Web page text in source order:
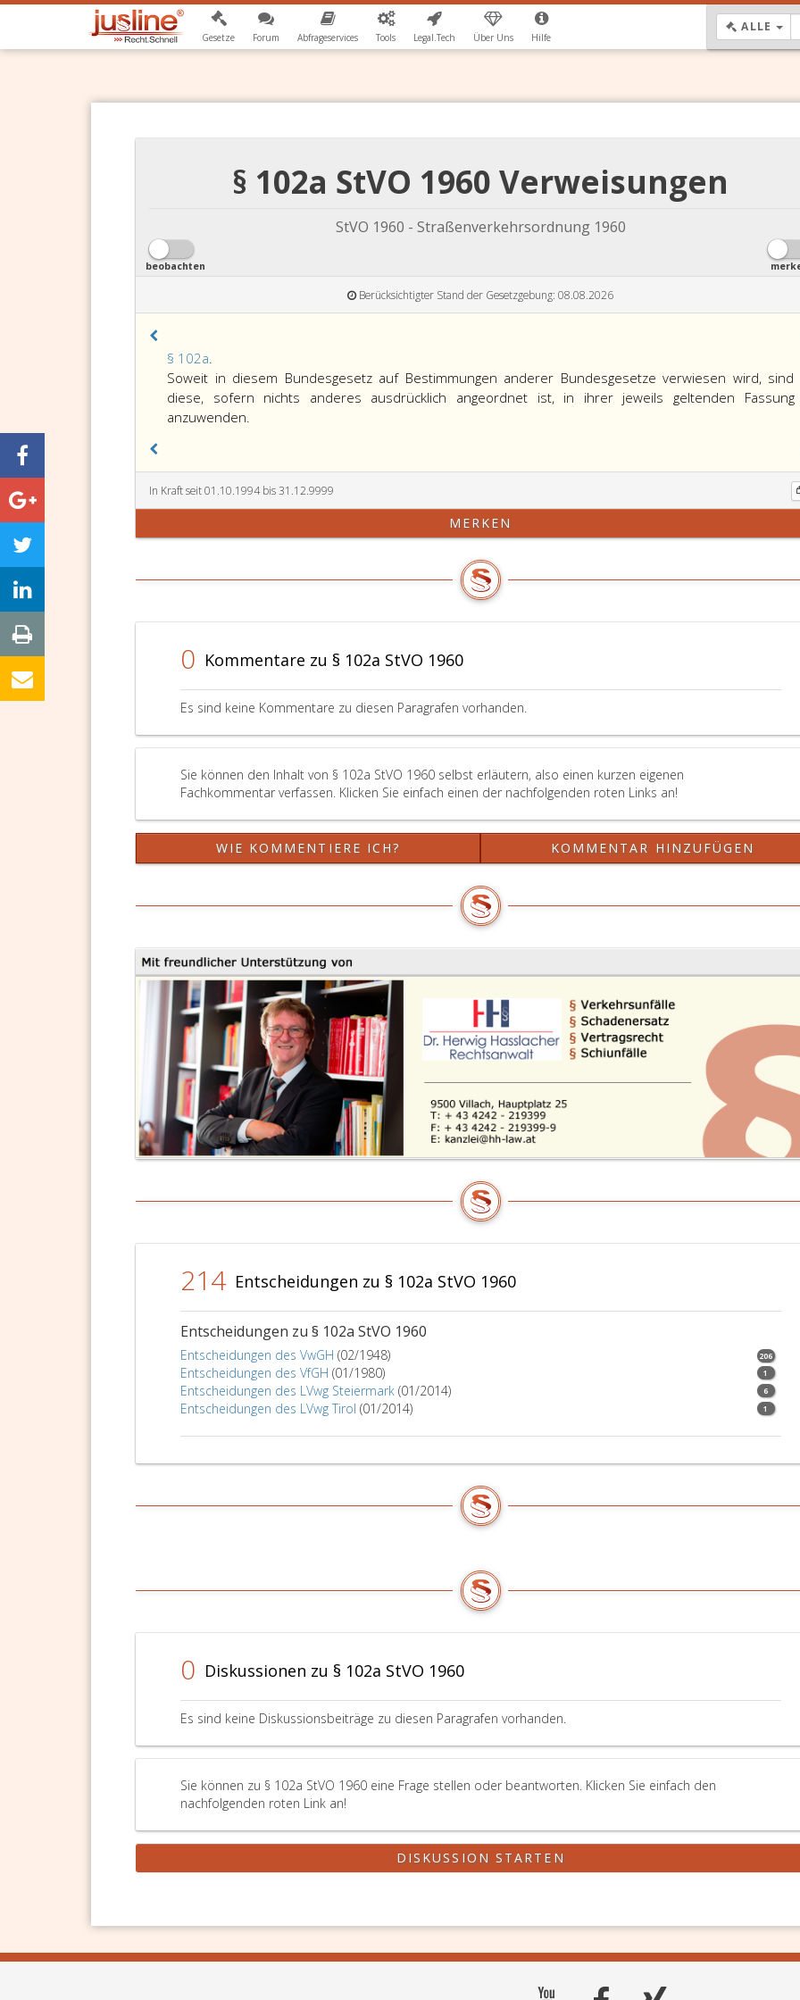
Gesetze Forum Abfrageservices Tools Legal.Tech Über Uns Hilfe
ALLE
§ 102a StVO 1960 Verweisungen
StVO 1960 - Straßenverkehrsordnung 1960
beobachten
Berücksichtigter Stand der Gesetzgebung: 08.08.2026
§ 102a.
102
a,
Soweit in diesem Bundesgesetz auf Bestimmungen anderer Bundesgesetze verwiesen wird, sind
diese, sofern nichts anderes ausdrücklich angeordnet ist, in ihrer jeweils geltenden Fassung
anzuwenden.
In Kraft seit 01.10.1994 bis 31.12.9999
MERKEN
0 Kommentare zu § 102a StVO 1960
Es sind keine Kommentare zu diesen Paragrafen vorhanden.
Sie können den Inhalt von § 102a StVO 1960 selbst erläutern, also einen kurzen eigenen
Fachkommentar verfassen. Klicken Sie einfach einen der nachfolgenden roten Links an!
WIE KOMMENTIERE ICH? KOMMENTAR HINZUFÜGEN
214 Entscheidungen zu § 102a StVO 1960
Entscheidungen zu § 102a StVO 1960
Entscheidungen des VwGH (02/1948) 206
Entscheidungen des VfGH (01/1980) 1
Entscheidungen des LVwg Steiermark (01/2014) 6
Entscheidungen des LVwg Tirol (01/2014) 1
0 Diskussionen zu § 102a StVO 1960
Es sind keine Diskussionsbeiträge zu diesen Paragrafen vorhanden.
Sie können zu § 102a StVO 1960 eine Frage stellen oder beantworten. Klicken Sie einfach den
nachfolgenden roten Link an!
DISKUSSION STARTEN